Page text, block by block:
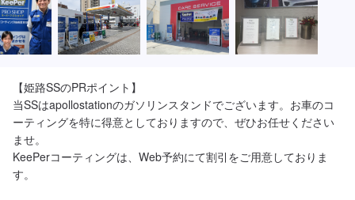
【姫路SSのPRポイント】
当SSはapollostationのガソリンスタンドでございます。お車のコ
ーティングを特に得意としておりますので、ぜひお任せください
ませ。
KeePerコーティングは、Web予約にて割引をご用意しておりま
す。